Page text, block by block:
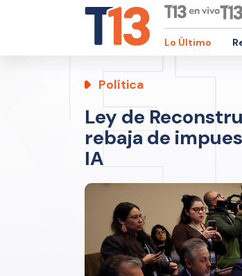
Lo Último
Política
Ley de
rebaja de
IA